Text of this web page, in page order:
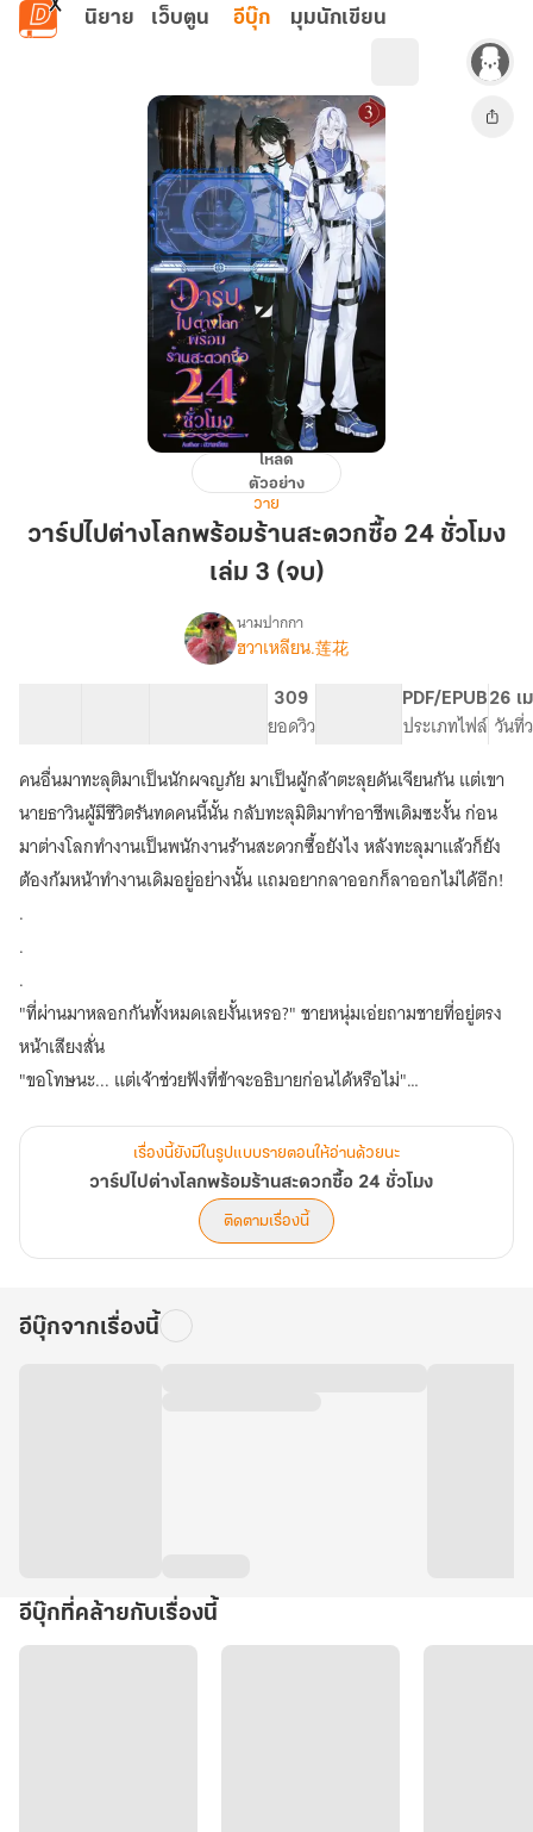
ข้ามไปยังเนื้อหาหลัก
นิยาย เว็บตูน อีบุ๊ก มุมนักเขียน
ไป
สะดวก
ชั่วโมง
เล่ม
3
(จบ)
โหลด
ตัวอย่าง
วาย
วาร์ปไปต่างโลกพร้อมร้านสะดวกซื้อ 24 ชั่วโมง
เล่ม 3 (จบ)
เรื่อง
ป
ไป
ต่าง
โลก
พร้อม
ร้าน
สะดวก
ซื้อ
24
นามปากกา
ฮวาเหลียน.莲花
309
ยอดวิว
PDF/EPUB
ประเภทไฟล์
26 เ
วันที่
คนอื่นมาทะลุติมาเป็นนักผจญภัย มาเป็นผู้กล้าตะลุยดันเจียนกัน แต่เขา
นายธาวินผู้มีชีวิตรันทดคนนี้นั้น กลับทะลุมิติมาทำอาชีพเดิมซะงั้น ก่อน
มาต่างโลกทำงานเป็นพนักงานร้านสะดวกซื้อยังไง หลังทะลุมาแล้วก็ยัง
ต้องก้มหน้าทำงานเดิมอยู่อย่างนั้น แถมอยากลาออกก็ลาออกไม่ได้อีก!
.
.
.
"ที่ผ่านมาหลอกกันทั้งหมดเลยงั้นเหรอ?" ชายหนุ่มเอ่ยถามชายที่อยู่ตรง
หน้าเสียงสั่น
"ขอโทษนะ... แต่เจ้าช่วยฟังที่ข้าจะอธิบายก่อนได้หรือไม่"
ไม่มีคนจริงใจกับกูสักคนเลยวะ!"
ธาวินได้แต่ตะโกนถามออกไปอย่างไม่เข้าใจ ทำไมคนรอบตัวเขาถึงต้อง
เข้าหากันเพราะผลประโยชน์ด้วย
เรื่องนี้ยังมีในรูปแบบรายตอนให้อ่านด้วยนะ
วาร์ปไปต่างโลกพร้อมร้านสะดวกซื้อ 24 ชั่วโมง
ติดตามเรื่องนี้
อีบุ๊กจากเรื่องนี้
อีบุ๊กที่คล้ายกับเรื่องนี้